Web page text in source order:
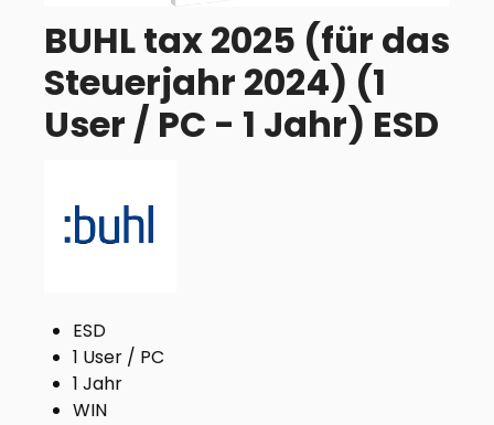
BUHL tax 2025 (für das
Steuerjahr 2024) (1
User / PC - 1 Jahr) ESD
ESD
1 User / PC
1 Jahr
WIN